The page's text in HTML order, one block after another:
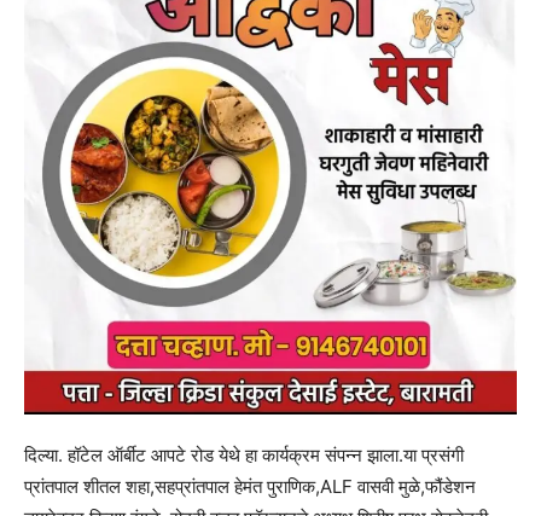
दिल्या. हॉटेल ऑर्बीट आपटे रोड येथे हा कार्यक्रम संपन्न झाला.या प्रसंगी
प्रांतपाल शीतल शहा,सहप्रांतपाल हेमंत पुराणिक,ALF वासवी मुळे,फौंडेशन